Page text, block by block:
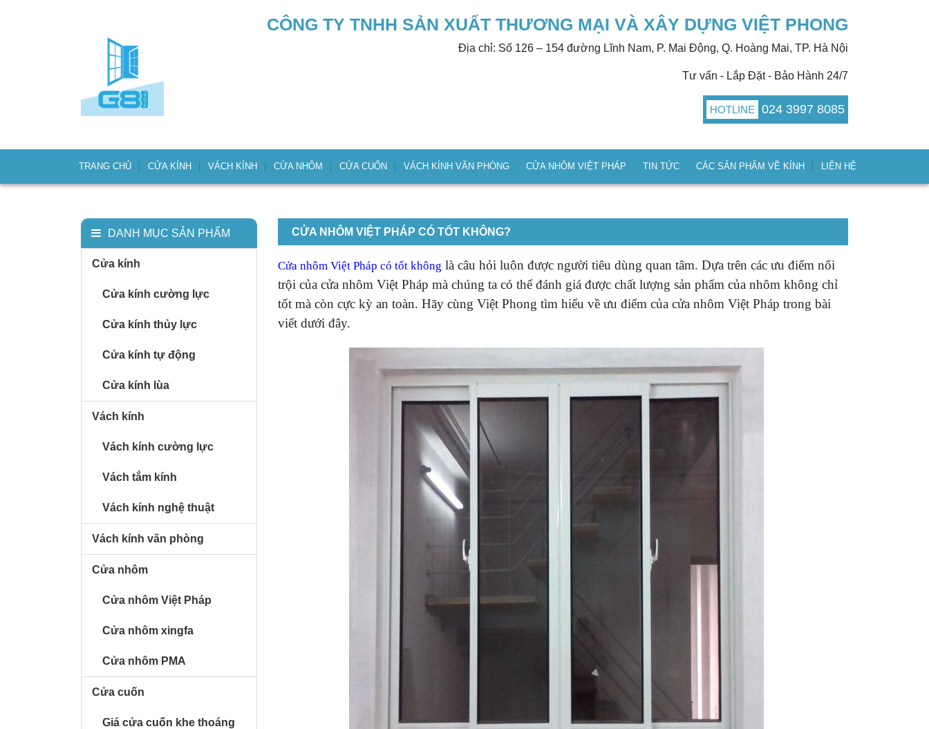
CÔNG TY TNHH SẢN XUẤT THƯƠNG MẠI VÀ XÂY DỰNG VIỆT PHONG
Địa chỉ: Số 126 – 154 đường Lĩnh Nam, P. Mai Động, Q. Hoàng Mai, TP. Hà Nội
Tư vấn - Lắp Đặt - Bảo Hành 24/7
HOTLINE 024 3997 8085
TRANG CHỦ CỬA KÍNH VÁCH KÍNH CỬA NHÔM CỬA CUỐN VÁCH KÍNH VĂN PHÒNG CỬA NHÔM VIỆT PHÁP TIN TỨC CÁC SẢN PHẨM VỀ KÍNH LIÊN HỆ
CỬA NHÔM VIỆT PHÁP CÓ TỐT KHÔNG?
Cửa nhôm Việt Pháp có tốt không là câu hỏi luôn được người tiêu dùng quan tâm. Dựa trên các ưu điểm nổi
trội của cửa nhôm Việt Pháp mà chúng ta có thể đánh giá được chất lượng sản phẩm của nhôm không chỉ
tốt mà còn cực kỳ an toàn. Hãy cùng Việt Phong tìm hiểu về ưu điểm của cửa nhôm Việt Pháp trong bài
viết dưới đây.
DANH MỤC SẢN PHẨM
Cửa kính
Cửa kính cường lực
Cửa kính thủy lực
Cửa kính tự động
Cửa kính lùa
Vách kính
Vách kính cường lực
Vách tắm kính
Vách kính nghệ thuật
Vách kính văn phòng
Cửa nhôm
Cửa nhôm Việt Pháp
Cửa nhôm xingfa
Cửa nhôm PMA
Cửa cuốn
Giá cửa cuốn khe thoáng